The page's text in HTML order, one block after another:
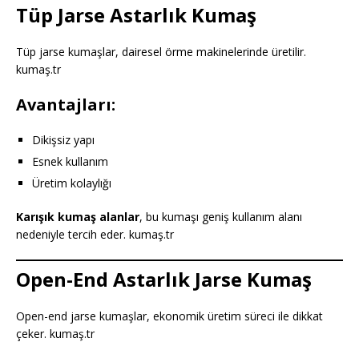
Tüp Jarse Astarlık Kumaş
Tüp jarse kumaşlar, dairesel örme makinelerinde üretilir.
kumaş.tr
Avantajları:
Dikişsiz yapı
Esnek kullanım
Üretim kolaylığı
Karışık kumaş alanlar, bu kumaşı geniş kullanım alanı
nedeniyle tercih eder. kumaş.tr
Open-End Astarlık Jarse Kumaş
Open-end jarse kumaşlar, ekonomik üretim süreci ile dikkat
çeker. kumaş.tr